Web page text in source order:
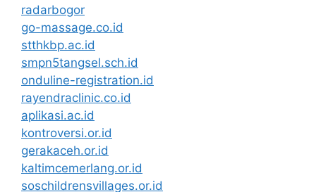
radarbogor
go-massage.co.id
stthkbp.ac.id
smpn5tangsel.sch.id
onduline-registration.id
rayendraclinic.co.id
aplikasi.ac.id
kontroversi.or.id
gerakaceh.or.id
kaltimcemerlang.or.id
soschildrensvillages.or.id